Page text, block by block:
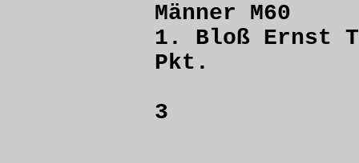
Männer M60
1. Bloß
Pkt.
3